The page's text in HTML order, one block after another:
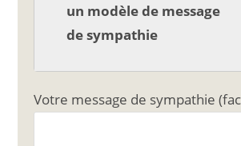
un modèle de message
de sympathie
Votre message de sympathie